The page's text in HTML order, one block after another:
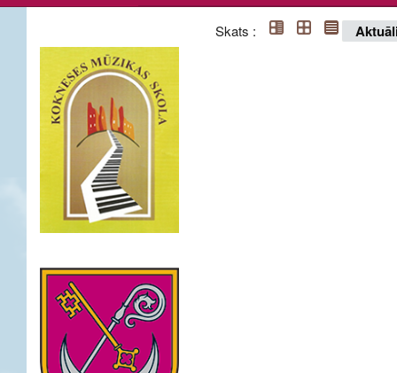
Skats :